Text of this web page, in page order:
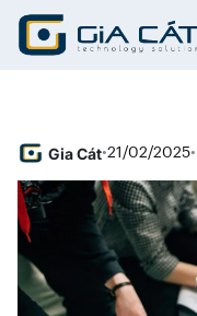
Gia Cát•21/02/2025•